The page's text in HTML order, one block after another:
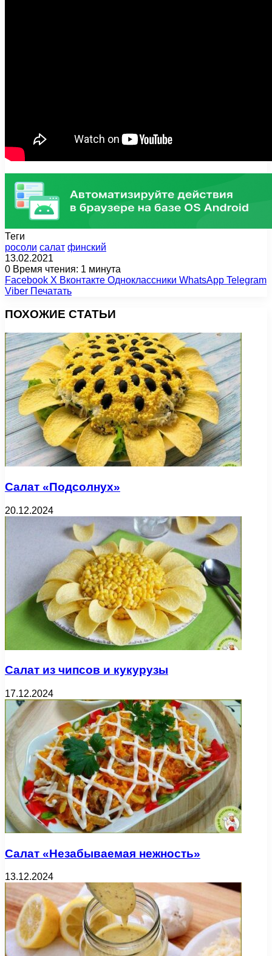
Теги
росоли салат финский
13.02.2021
0 Время чтения: 1 минута
Facebook X Вконтакте Одноклассники WhatsApp Telegram
Viber Печатать
ПОХОЖИЕ СТАТЬИ
Салат «Подсолнух»
20.12.2024
Салат из чипсов и кукурузы
17.12.2024
Салат «Незабываемая нежность»
13.12.2024